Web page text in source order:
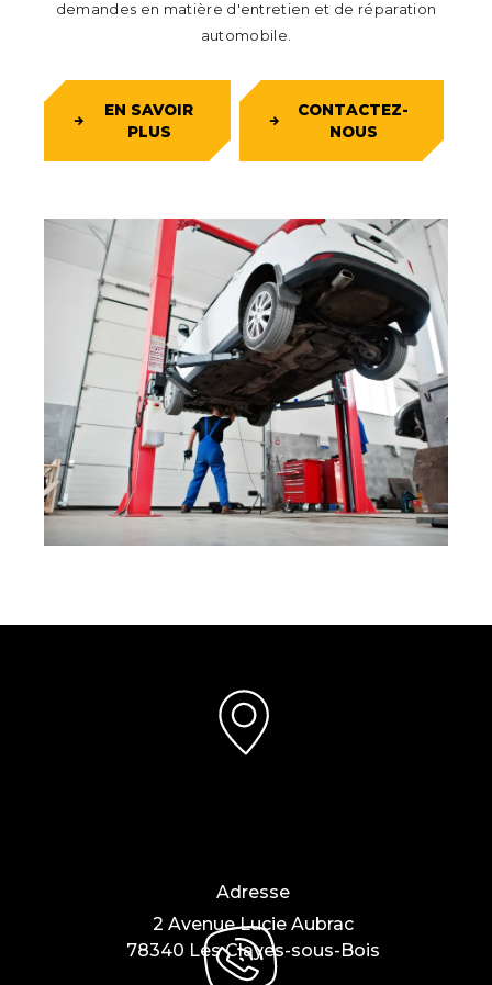
demandes en matière d'entretien et de réparation
automobile.
EN SAVOIR
PLUS
CONTACTEZ-
NOUS
Adresse
2 Avenue Lucie Aubrac
78340 Les Clayes-sous-Bois